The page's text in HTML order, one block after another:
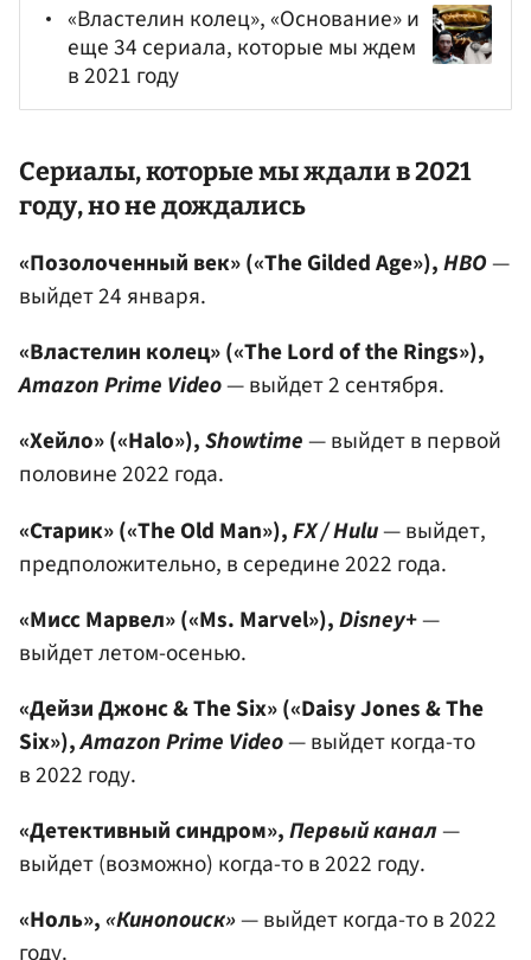
«Властелин колец», «Основание» и
еще 34 сериала, которые мы ждем
в 2021 году
Сериалы, которые мы ждали в 2021
году, но не дождались
«Позолоченный век» («The Gilded Age»),HBO—
выйдет 24 января.
«Властелин колец» («The Lord of the Rings»),
Amazon Prime Video— выйдет 2 сентября.
«Хейло» («Halo»),Showtime— выйдет в первой
половине 2022 года.
«Старик» («The Old Man»),FX / Hulu— выйдет,
предположительно, в середине 2022 года.
«Мисс Марвел» («Ms. Marvel»),Disney+—
выйдет летом-осенью.
«Дейзи Джонс & The Six» («Daisy Jones & The
Six»),Amazon Prime Video— выйдет когда-то
в 2022 году.
«Детективный синдром»,Первый канал—
выйдет (возможно) когда-то в 2022 году.
«Ноль»,«Кинопоиск»— выйдет когда-то в 2022